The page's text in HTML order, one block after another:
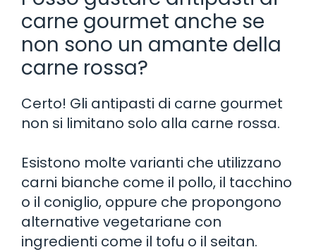
carne gourmet anche se
non sono un amante della
carne rossa?
Certo! Gli antipasti di carne gourmet
non si limitano solo alla carne rossa.
Esistono molte varianti che utilizzano
carni bianche come il pollo, il tacchino
o il coniglio, oppure che propongono
alternative vegetariane con
ingredienti come il tofu o il seitan.